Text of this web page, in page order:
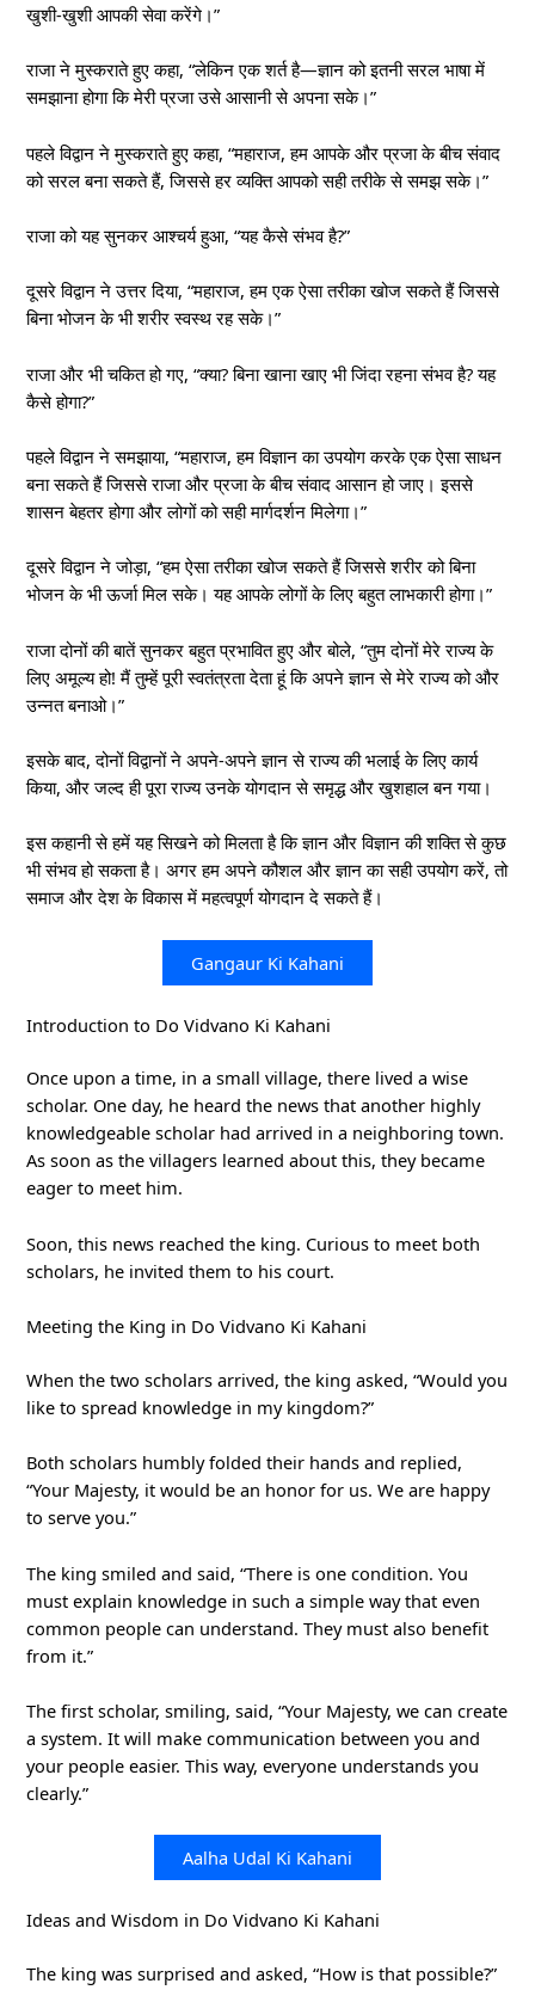
खुशी-खुशी आपकी सेवा करेंगे।”
राजा ने मुस्कराते हुए कहा, “लेकिन एक शर्त है—ज्ञान को इतनी सरल भाषा में
समझाना होगा कि मेरी प्रजा उसे आसानी से अपना सके।”
पहले विद्वान ने मुस्कराते हुए कहा, “महाराज, हम आपके और प्रजा के बीच संवाद
को सरल बना सकते हैं, जिससे हर व्यक्ति आपको सही तरीके से समझ सके।”
राजा को यह सुनकर आश्चर्य हुआ, “यह कैसे संभव है?”
दूसरे विद्वान ने उत्तर दिया, “महाराज, हम एक ऐसा तरीका खोज सकते हैं जिससे
बिना भोजन के भी शरीर स्वस्थ रह सके।”
राजा और भी चकित हो गए, “क्या? बिना खाना खाए भी जिंदा रहना संभव है? यह
कैसे होगा?”
पहले विद्वान ने समझाया, “महाराज, हम विज्ञान का उपयोग करके एक ऐसा साधन
बना सकते हैं जिससे राजा और प्रजा के बीच संवाद आसान हो जाए। इससे
शासन बेहतर होगा और लोगों को सही मार्गदर्शन मिलेगा।”
दूसरे विद्वान ने जोड़ा, “हम ऐसा तरीका खोज सकते हैं जिससे शरीर को बिना
भोजन के भी ऊर्जा मिल सके। यह आपके लोगों के लिए बहुत लाभकारी होगा।”
राजा दोनों की बातें सुनकर बहुत प्रभावित हुए और बोले, “तुम दोनों मेरे राज्य के
लिए अमूल्य हो! मैं तुम्हें पूरी स्वतंत्रता देता हूं कि अपने ज्ञान से मेरे राज्य को और
उन्नत बनाओ।”
इसके बाद, दोनों विद्वानों ने अपने-अपने ज्ञान से राज्य की भलाई के लिए कार्य
किया, और जल्द ही पूरा राज्य उनके योगदान से समृद्ध और खुशहाल बन गया।
इस कहानी से हमें यह सिखने को मिलता है कि ज्ञान और विज्ञान की शक्ति से कुछ
भी संभव हो सकता है। अगर हम अपने कौशल और ज्ञान का सही उपयोग करें, तो
समाज और देश के विकास में महत्वपूर्ण योगदान दे सकते हैं।
Gangaur Ki Kahani
Introduction to Do Vidvano Ki Kahani
Once upon a time, in a small village, there lived a wise
scholar. One day, he heard the news that another highly
knowledgeable scholar had arrived in a neighboring town.
As soon as the villagers learned about this, they became
eager to meet him.
Soon, this news reached the king. Curious to meet both
scholars, he invited them to his court.
Meeting the King in Do Vidvano Ki Kahani
When the two scholars arrived, the king asked, “Would you
like to spread knowledge in my kingdom?”
Both scholars humbly folded their hands and replied,
“Your Majesty, it would be an honor for us. We are happy
to serve you.”
The king smiled and said, “There is one condition. You
must explain knowledge in such a simple way that even
common people can understand. They must also benefit
from it.”
The first scholar, smiling, said, “Your Majesty, we can create
a system. It will make communication between you and
your people easier. This way, everyone understands you
clearly.”
Aalha Udal Ki Kahani
Ideas and Wisdom in Do Vidvano Ki Kahani
The king was surprised and asked, “How is that possible?”